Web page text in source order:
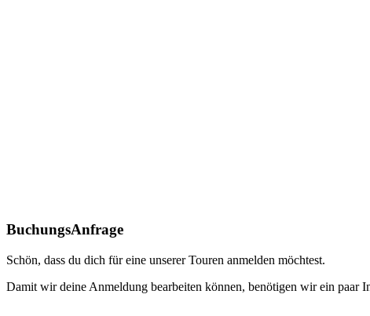
BuchungsAnfrage
Schön, dass du dich für eine unserer Touren anmelden möchtest.
Damit wir deine Anmeldung bearbeiten können, benötigen wir ein paar